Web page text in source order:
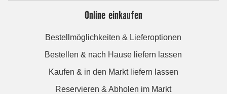
Online einkaufen
Bestellmöglichkeiten & Lieferoptionen
Bestellen & nach Hause liefern lassen
Kaufen & in den Markt liefern lassen
Reservieren & Abholen im Markt